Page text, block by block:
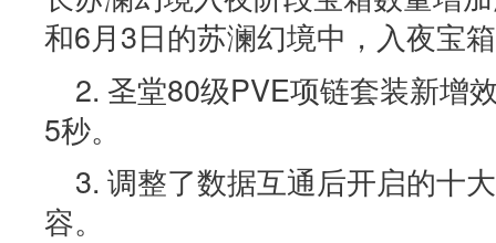
和6月3日的苏澜幻境中，入夜宝
2. 圣堂80级PVE项链套装新增
5秒。
3. 调整了数据互通后开启的十
容。